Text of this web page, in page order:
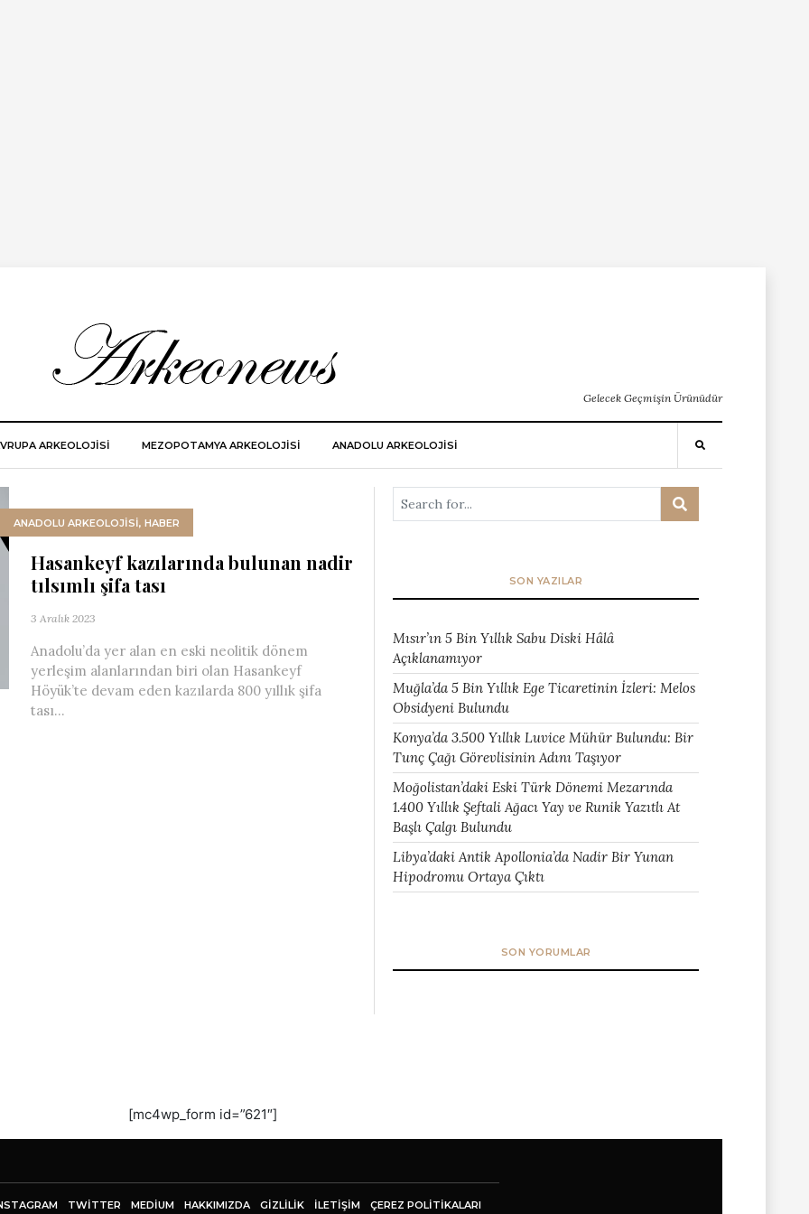
Gelecek Geçmişin Ürünüdür
ARKEOLOJISI MEZOPOTAMYA ARKEOLOJISI ANADOLU ARKEOLOJİSİ
ANADOLU ARKEOLOJİSİ, HABER
Hasankeyf kazılarında bulunan nadir
tılsımlı şifa tası
3 Aralık 2023
Anadolu’da yer alan en eski neolitik dönem
yerleşim alanlarından biri olan Hasankeyf
Höyük’te devam eden kazılarda 800 yıllık şifa
tası...
SON YAZILAR
Mısır’ın 5 Bin Yıllık Sabu Diski Hâlâ
Açıklanamıyor
Muğla’da 5 Bin Yıllık Ege Ticaretinin İzleri: Melos
Obsidyeni Bulundu
Konya’da 3.500 Yıllık Luvice Mühür Bulundu: Bir
Tunç Çağı Görevlisinin Adını Taşıyor
Moğolistan’daki Eski Türk Dönemi Mezarında
1.400 Yıllık Şeftali Ağacı Yay ve Runik Yazıtlı At
Başlı Çalgı Bulundu
Libya’daki Antik Apollonia’da Nadir Bir Yunan
Hipodromu Ortaya Çıktı
SON YORUMLAR
[mc4wp_form id=”621″]
TWITTER MEDIUM HAKKIMIZDA GİZLİLİK İLETIŞIM ÇEREZ POLITIKALARI